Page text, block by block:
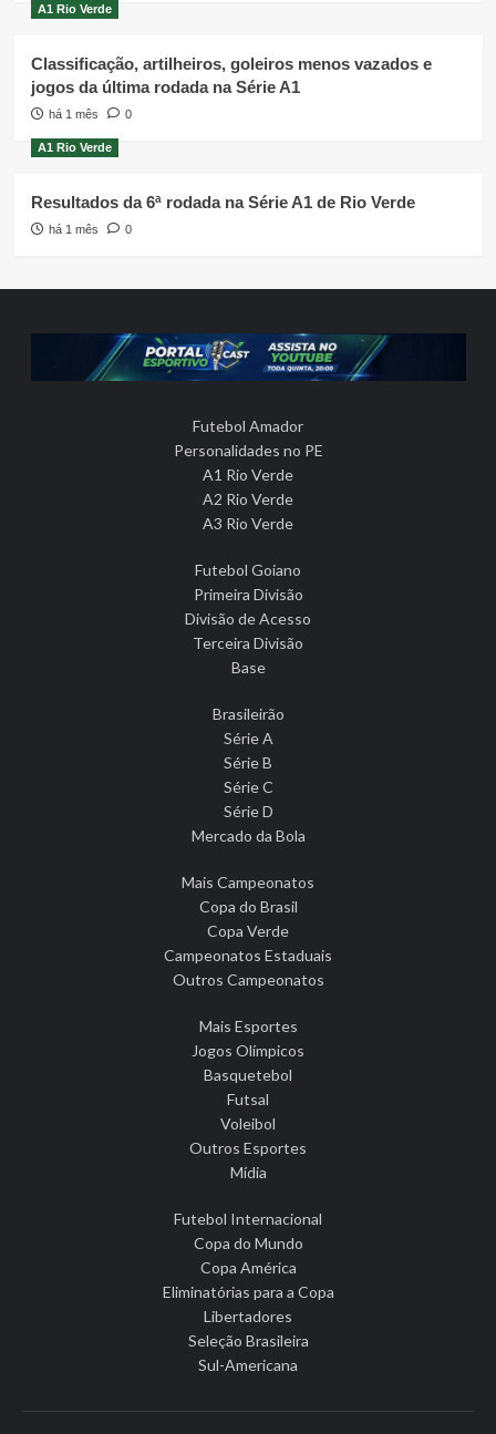
A1 Rio Verde
Classificação, artilheiros, goleiros menos vazados e
jogos da última rodada na Série A1
há 1 mês 0
A1 Rio Verde
Resultados da 6ª rodada na Série A1 de Rio Verde
há 1 mês 0
Futebol Amador
Personalidades no PE
A1 Rio Verde
A2 Rio Verde
A3 Rio Verde
Futebol Goiano
Primeira Divisão
Divisão de Acesso
Terceira Divisão
Base
Brasileirão
Série A
Série B
Série C
Série D
Mercado da Bola
Mais Campeonatos
Copa do Brasil
Copa Verde
Campeonatos Estaduais
Outros Campeonatos
Mais Esportes
Jogos Olímpicos
Basquetebol
Futsal
Voleibol
Outros Esportes
Mídia
Futebol Internacional
Copa do Mundo
Copa América
Eliminatórias para a Copa
Libertadores
Seleção Brasileira
Sul-Americana